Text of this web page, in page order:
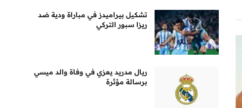
تشكيل بيراميدز في مباراة ودية ضد
ريزا سبور التركي
ريال مدريد يعزي في وفاة والد ميسي
برسالة مؤثرة